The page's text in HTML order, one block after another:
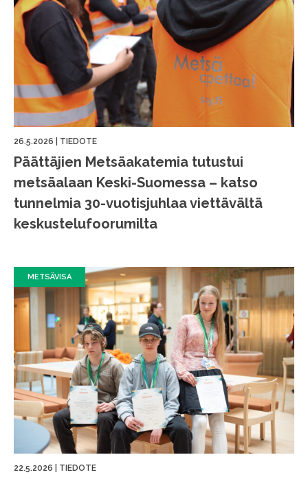
26.5.2026 TIEDOTE
Päättäjien Metsäakatemia tutustui
metsäalaan Keski-Suomessa – katso
tunnelmia 30-vuotisjuhlaa viettävältä
keskustelufoorumilta
METSÄVISA
22.5.2026 TIEDOTE